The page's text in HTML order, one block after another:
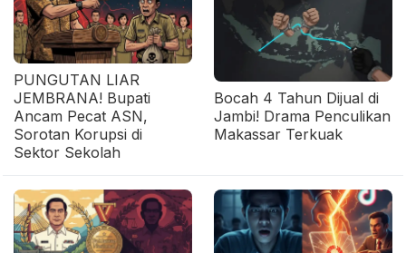
PUNGUTAN LIAR
JEMBRANA! Bupati
Ancam Pecat ASN,
Sorotan Korupsi di
Sektor Sekolah
Bocah 4 Tahun Dijual di
Jambi! Drama Penculikan
Makassar Terkuak